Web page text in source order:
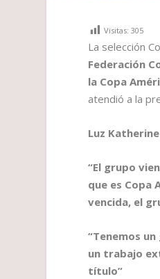
Visitas: 305
La selección
Federación
la Copa
atendió a la
Luz
“El grupo
que es Copa
vencida, el
“Tenemos
un trabajo
título”